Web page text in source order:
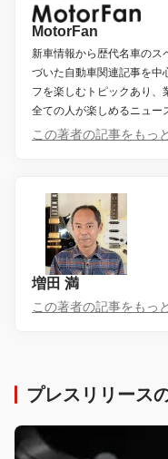
MotorFan
新車情報から歴代名車のス
づいた自動車関連記事を中
フを楽しむトピックあり、
全ての人が楽しめるニュー
この著者の記事をもっ
増田 満
この著者の記事をもっ
プレスリリース